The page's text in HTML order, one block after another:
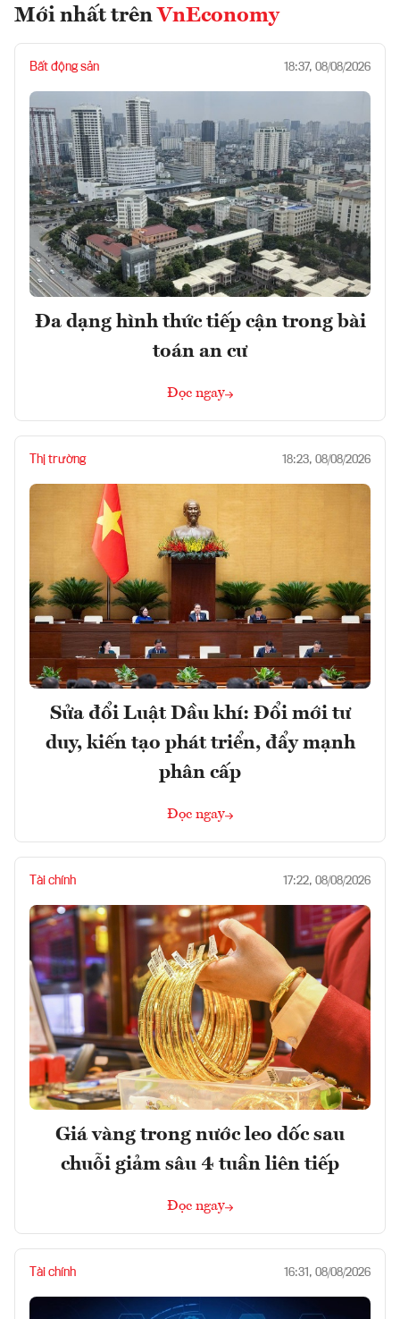
Mới nhất trên VnEconomy
Bất động sản 18:37, 08/08/2026
Đa dạng hình thức tiếp cận trong bài
toán an cư
Đọc ngay
Thị trường 18:23, 08/08/2026
Sửa đổi Luật Dầu khí: Đổi mới tư
duy, kiến tạo phát triển, đẩy mạnh
phân cấp
Đọc ngay
Tài chính 17:22, 08/08/2026
Giá vàng trong nước leo dốc sau
chuỗi giảm sâu 4 tuần liên tiếp
Đọc ngay
Tài chính 16:31, 08/08/2026